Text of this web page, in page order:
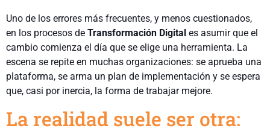
Uno de los errores más frecuentes, y menos cuestionados,
en los procesos de Transformación Digital es asumir que el
cambio comienza el día que se elige una herramienta. La
escena se repite en muchas organizaciones: se aprueba una
plataforma, se arma un plan de implementación y se espera
que, casi por inercia, la forma de trabajar mejore.
La realidad suele ser otra: